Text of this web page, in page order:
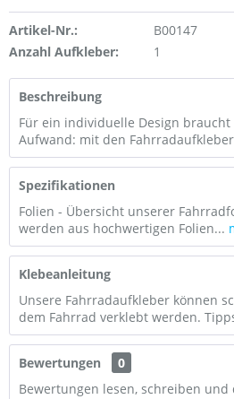
Artikel-Nr.:
B00147
Anzahl Aufkleber:
1
Beschreibung
Für ein individuelle Design
Aufwand: mit den
Spezifikationen
Folien - Übersicht unserer
werden aus hochwertigen Folien...
Klebeanleitung
Unsere Fahrradaufkleber können
dem Fahrrad verklebt werden.
Bewertungen
0
Bewertungen lesen, schreiben und